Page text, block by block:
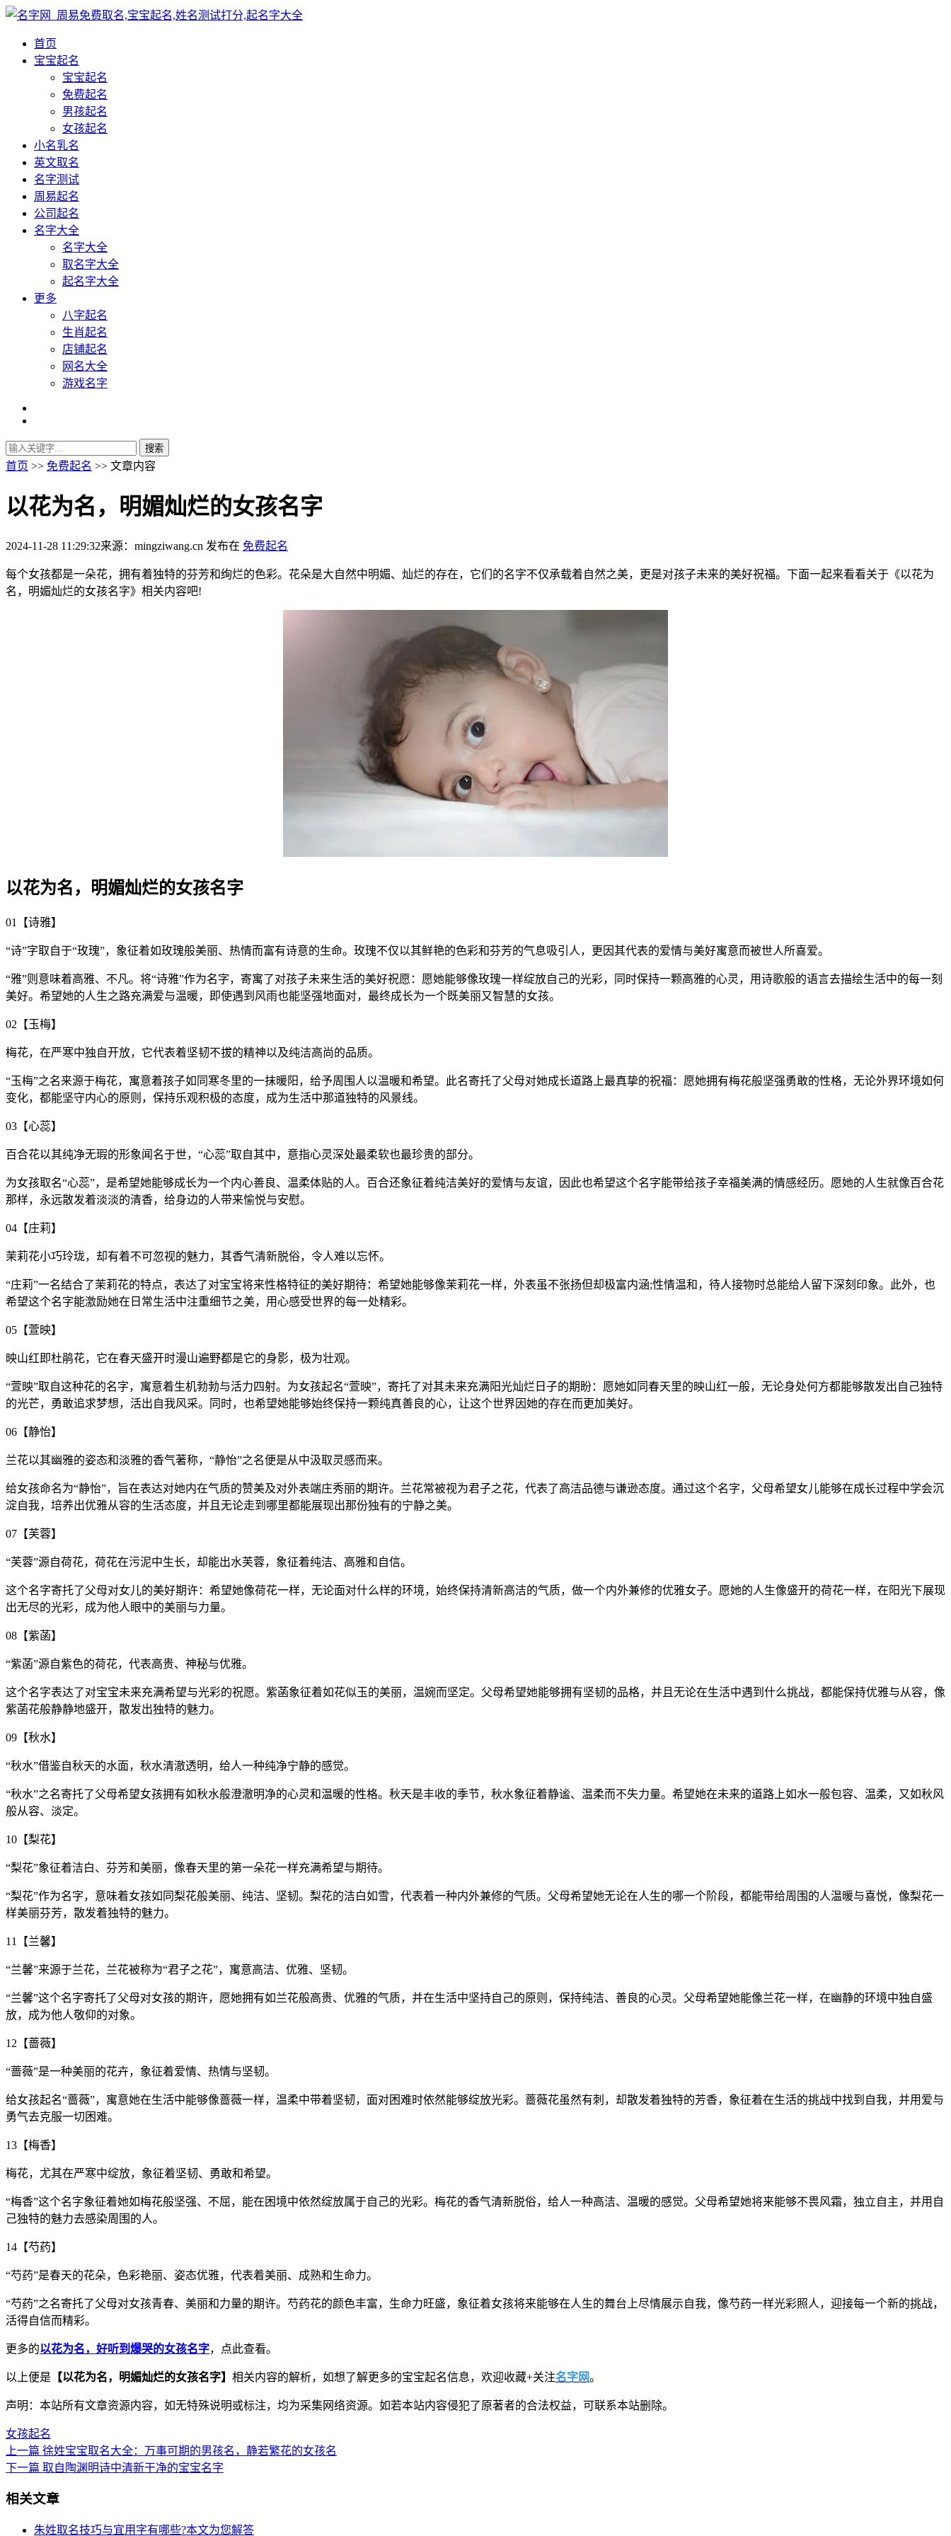
首页
宝宝起名
宝宝起名
免费起名
男孩起名
女孩起名
小名乳名
英文取名
名字测试
周易起名
公司起名
名字大全
名字大全
取名字大全
起名字大全
更多
八字起名
生肖起名
店铺起名
网名大全
游戏名字
首页 >> 免费起名 >> 文章内容
以花为名，明媚灿烂的女孩名字
2024-11-28 11:29:32来源：mingziwang.cn 发布在 免费起名
每个女孩都是一朵花，拥有着独特的芬芳和绚烂的色彩。花朵是大自然中明媚、灿烂的存在，它们的名字不仅承载着自然之美，更是对孩子未来的美好祝福。下面一起来看看关于《以花为
名，明媚灿烂的女孩名字》相关内容吧!
以花为名，明媚灿烂的女孩名字
01【诗雅】
“诗”字取自于“玫瑰”，象征着如玫瑰般美丽、热情而富有诗意的生命。玫瑰不仅以其鲜艳的色彩和芬芳的气息吸引人，更因其代表的爱情与美好寓意而被世人所喜爱。
“雅”则意味着高雅、不凡。将“诗雅”作为名字，寄寓了对孩子未来生活的美好祝愿：愿她能够像玫瑰一样绽放自己的光彩，同时保持一颗高雅的心灵，用诗歌般的语言去描绘生活中的每一刻
美好。希望她的人生之路充满爱与温暖，即使遇到风雨也能坚强地面对，最终成长为一个既美丽又智慧的女孩。
02【玉梅】
梅花，在严寒中独自开放，它代表着坚韧不拔的精神以及纯洁高尚的品质。
“玉梅”之名来源于梅花，寓意着孩子如同寒冬里的一抹暖阳，给予周围人以温暖和希望。此名寄托了父母对她成长道路上最真挚的祝福：愿她拥有梅花般坚强勇敢的性格，无论外界环境如何
变化，都能坚守内心的原则，保持乐观积极的态度，成为生活中那道独特的风景线。
03【心蕊】
百合花以其纯净无瑕的形象闻名于世，“心蕊”取自其中，意指心灵深处最柔软也最珍贵的部分。
为女孩取名“心蕊”，是希望她能够成长为一个内心善良、温柔体贴的人。百合还象征着纯洁美好的爱情与友谊，因此也希望这个名字能带给孩子幸福美满的情感经历。愿她的人生就像百合花
那样，永远散发着淡淡的清香，给身边的人带来愉悦与安慰。
04【庄莉】
茉莉花小巧玲珑，却有着不可忽视的魅力，其香气清新脱俗，令人难以忘怀。
“庄莉”一名结合了茉莉花的特点，表达了对宝宝将来性格特征的美好期待：希望她能够像茉莉花一样，外表虽不张扬但却极富内涵;性情温和，待人接物时总能给人留下深刻印象。此外，也
希望这个名字能激励她在日常生活中注重细节之美，用心感受世界的每一处精彩。
05【萱映】
映山红即杜鹃花，它在春天盛开时漫山遍野都是它的身影，极为壮观。
“萱映”取自这种花的名字，寓意着生机勃勃与活力四射。为女孩起名“萱映”，寄托了对其未来充满阳光灿烂日子的期盼：愿她如同春天里的映山红一般，无论身处何方都能够散发出自己独特
的光芒，勇敢追求梦想，活出自我风采。同时，也希望她能够始终保持一颗纯真善良的心，让这个世界因她的存在而更加美好。
06【静怡】
兰花以其幽雅的姿态和淡雅的香气著称，“静怡”之名便是从中汲取灵感而来。
给女孩命名为“静怡”，旨在表达对她内在气质的赞美及对外表端庄秀丽的期许。兰花常被视为君子之花，代表了高洁品德与谦逊态度。通过这个名字，父母希望女儿能够在成长过程中学会沉
淀自我，培养出优雅从容的生活态度，并且无论走到哪里都能展现出那份独有的宁静之美。
07【芙蓉】
“芙蓉”源自荷花，荷花在污泥中生长，却能出水芙蓉，象征着纯洁、高雅和自信。
这个名字寄托了父母对女儿的美好期许：希望她像荷花一样，无论面对什么样的环境，始终保持清新高洁的气质，做一个内外兼修的优雅女子。愿她的人生像盛开的荷花一样，在阳光下展现
出无尽的光彩，成为他人眼中的美丽与力量。
08【紫菡】
“紫菡”源自紫色的荷花，代表高贵、神秘与优雅。
这个名字表达了对宝宝未来充满希望与光彩的祝愿。紫菡象征着如花似玉的美丽，温婉而坚定。父母希望她能够拥有坚韧的品格，并且无论在生活中遇到什么挑战，都能保持优雅与从容，像
紫菡花般静静地盛开，散发出独特的魅力。
09【秋水】
“秋水”借鉴自秋天的水面，秋水清澈透明，给人一种纯净宁静的感觉。
“秋水”之名寄托了父母希望女孩拥有如秋水般澄澈明净的心灵和温暖的性格。秋天是丰收的季节，秋水象征着静谧、温柔而不失力量。希望她在未来的道路上如水一般包容、温柔，又如秋风
般从容、淡定。
10【梨花】
“梨花”象征着洁白、芬芳和美丽，像春天里的第一朵花一样充满希望与期待。
“梨花”作为名字，意味着女孩如同梨花般美丽、纯洁、坚韧。梨花的洁白如雪，代表着一种内外兼修的气质。父母希望她无论在人生的哪一个阶段，都能带给周围的人温暖与喜悦，像梨花一
样美丽芬芳，散发着独特的魅力。
11【兰馨】
“兰馨”来源于兰花，兰花被称为“君子之花”，寓意高洁、优雅、坚韧。
“兰馨”这个名字寄托了父母对女孩的期许，愿她拥有如兰花般高贵、优雅的气质，并在生活中坚持自己的原则，保持纯洁、善良的心灵。父母希望她能像兰花一样，在幽静的环境中独自盛
放，成为他人敬仰的对象。
12【蔷薇】
“蔷薇”是一种美丽的花卉，象征着爱情、热情与坚韧。
给女孩起名“蔷薇”，寓意她在生活中能够像蔷薇一样，温柔中带着坚韧，面对困难时依然能够绽放光彩。蔷薇花虽然有刺，却散发着独特的芳香，象征着在生活的挑战中找到自我，并用爱与
勇气去克服一切困难。
13【梅香】
梅花，尤其在严寒中绽放，象征着坚韧、勇敢和希望。
“梅香”这个名字象征着她如梅花般坚强、不屈，能在困境中依然绽放属于自己的光彩。梅花的香气清新脱俗，给人一种高洁、温暖的感觉。父母希望她将来能够不畏风霜，独立自主，并用自
己独特的魅力去感染周围的人。
14【芍药】
“芍药”是春天的花朵，色彩艳丽、姿态优雅，代表着美丽、成熟和生命力。
“芍药”之名寄托了父母对女孩青春、美丽和力量的期许。芍药花的颜色丰富，生命力旺盛，象征着女孩将来能够在人生的舞台上尽情展示自我，像芍药一样光彩照人，迎接每一个新的挑战，
活得自信而精彩。
更多的以花为名，好听到爆哭的女孩名字，点此查看。
以上便是 【以花为名，明媚灿烂的女孩名字】 相关内容的解析，如想了解更多的宝宝起名信息，欢迎收藏+关注名字网。
声明：本站所有文章资源内容，如无特殊说明或标注，均为采集网络资源。如若本站内容侵犯了原著者的合法权益，可联系本站删除。
女孩起名
上一篇 徐姓宝宝取名大全：万事可期的男孩名，静若繁花的女孩名
下一篇 取自陶渊明诗中清新干净的宝宝名字
相关文章
朱姓取名技巧与宜用字有哪些?本文为您解答